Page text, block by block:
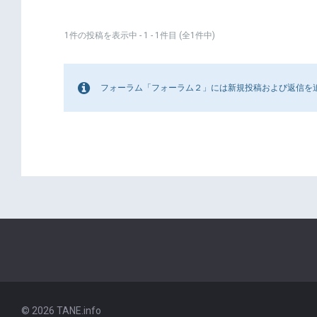
1件の投稿を表示中 - 1 - 1件目 (全1件中)
フォーラム「フォーラム２」には新規投稿および返信を
© 2026 TANE.info